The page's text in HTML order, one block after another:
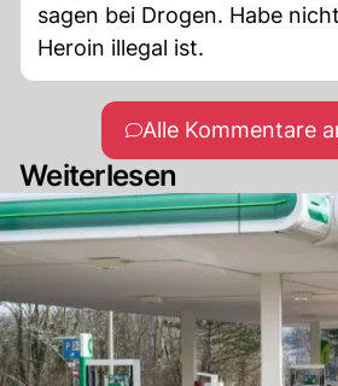
sagen bei Drogen. Habe
Heroin illegal ist.
Alle Kommentare
Weiterlesen